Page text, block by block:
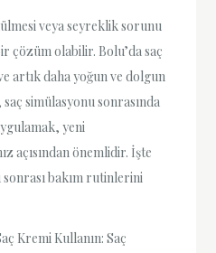
veya seyreklik sorunu
çözüm olabilir. Bolu’da saç
artık daha yoğun ve dolgun
simülasyonu sonrasında
yeni
açısından önemlidir. İşte
bakım rutinlerini
Kremi Kullanın: Saç